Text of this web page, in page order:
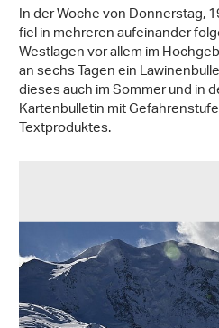
In der Woche von Donnerstag,
fiel in mehreren aufeinander
Westlagen vor allem im
an sechs Tagen ein
dieses auch im Sommer und in
Kartenbulletin mit
Textproduktes.